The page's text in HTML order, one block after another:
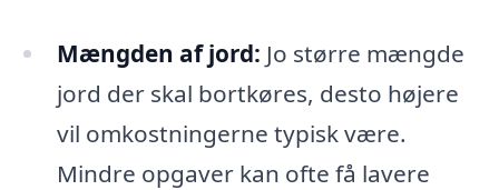
Mængden af jord: Jo større mængde
jord der skal bortkøres, desto højere
vil omkostningerne typisk være.
Mindre opgaver kan ofte få lavere